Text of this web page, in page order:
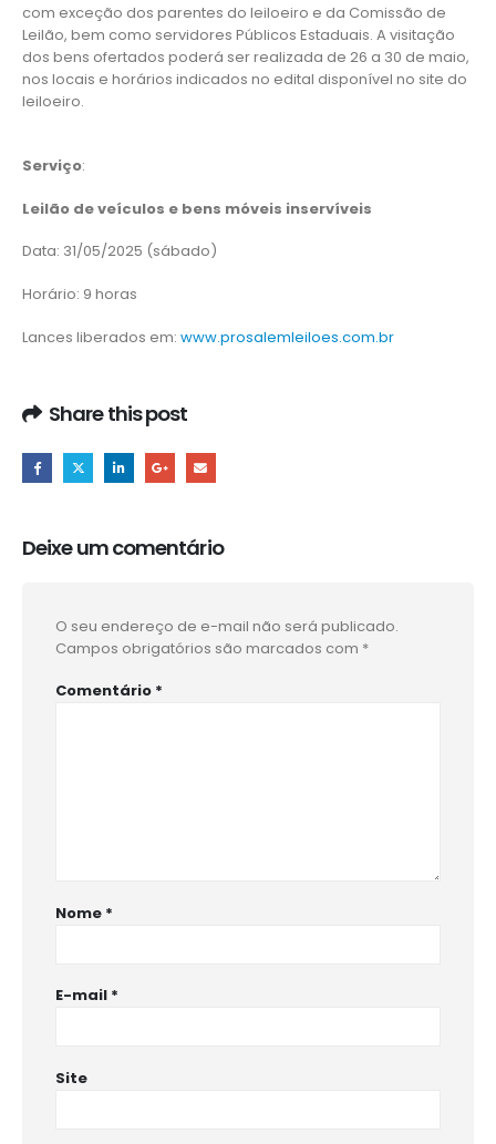
com exceção dos parentes do leiloeiro e da Comissão de
Leilão, bem como servidores Públicos Estaduais. A visitação
dos bens ofertados poderá ser realizada de 26 a 30 de maio,
nos locais e horários indicados no edital disponível no site do
leiloeiro.
Serviço:
Leilão de veículos e bens móveis inservíveis
Data: 31/05/2025 (sábado)
Horário: 9 horas
Lances liberados em: www.prosalemleiloes.com.br
Share this post
Deixe um comentário
O seu endereço de e-mail não será publicado.
Campos obrigatórios são marcados com *
Comentário *
Nome *
E-mail *
Site